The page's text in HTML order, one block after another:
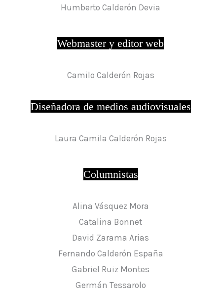
Humberto Calderón Devia
Webmaster y editor web
Camilo Calderón Rojas
Diseñadora de medios audiovisuales
Laura Camila Calderón Rojas
Columnistas
Alina Vásquez Mora
Catalina Bonnet
David Zarama Arias
Fernando Calderón España
Gabriel Ruiz Montes
Germán Tessarolo